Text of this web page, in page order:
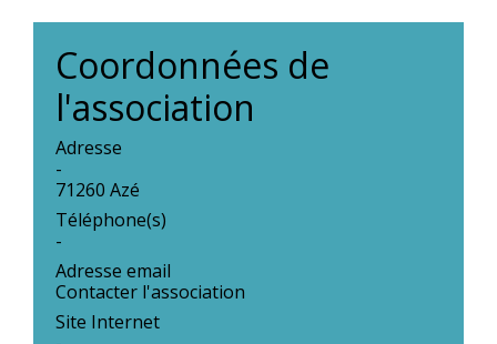
Coordonnées de
l'association
Adresse
-
71260 Azé
Téléphone(s)
-
Adresse email
Contacter l'association
Site Internet